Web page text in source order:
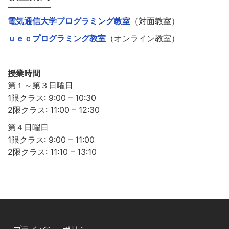
電気通信大学プログラミング教室 （対面教室）
ｕｅｃプログラミング教室 （オンライン教室）
授業時間
第１～第３日曜日
1限クラス: 9:00 – 10:30
2限クラス: 11:00 – 12:30
第４日曜日
1限クラス: 9:00 – 11:00
2限クラス: 11:10 – 13:10